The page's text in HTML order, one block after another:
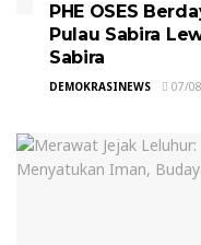
PHE OSES
Pulau Sabira
Sabira
DEMOKRASINEWS 07/